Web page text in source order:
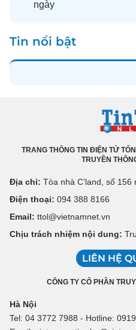
ngày
Tin nổi bật
TRANG THÔNG TIN ĐIỆN TỬ
TRUYỀN
Địa chỉ: Tòa nhà C’land, số
Điện thoại: 094 388 8166
Email: ttol@vietnamnet.vn
Chịu trách nhiệm nội dung:
LIÊN HỆ
CÔNG TY CỔ PHẦN
Hà Nội
Tel: 04 3772 7988 - Hotline: